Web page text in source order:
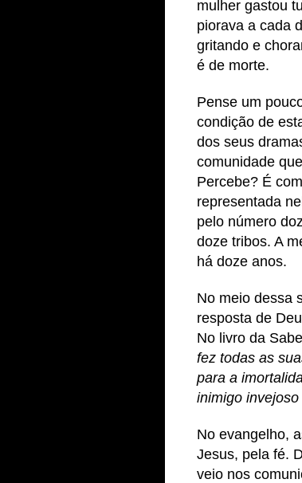
mulher gastou
piorava a cada
gritando e
é de morte.
Pense um
condição de
dos seus
comunidade
Percebe? É
representada
pelo número
doze tribos. A
há doze anos.
No meio dessa
resposta de
No livro da
fez todas as
para a
inimigo invejoso
No evangelho,
Jesus, pela fé.
veio nos